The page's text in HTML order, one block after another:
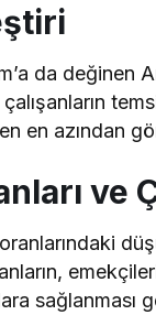
da değinen
çalışanların
en azından
ve
sağlanması